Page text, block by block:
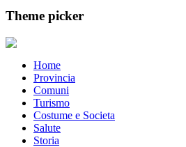
Theme picker
Home
Provincia
Comuni
Turismo
Costume e Societa
Salute
Storia